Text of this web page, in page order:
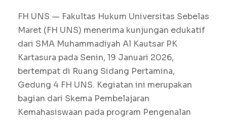
FH UNS — Fakultas Hukum Universitas Sebelas
Maret (FH UNS) menerima kunjungan edukatif
dari SMA Muhammadiyah Al Kautsar PK
Kartasura pada Senin, 19 Januari 2026,
bertempat di Ruang Sidang Pertamina,
Gedung 4 FH UNS. Kegiatan ini merupakan
bagian dari Skema Pembelajaran
Kemahasiswaan pada program Pengenalan